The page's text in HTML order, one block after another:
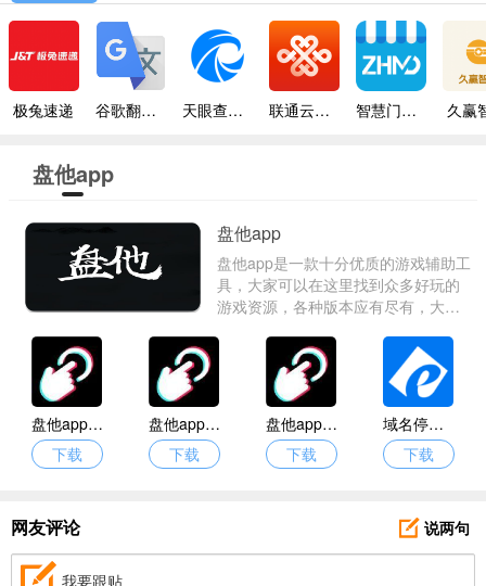
极兔速递 谷歌翻译手机版 天眼查专业版 联通云会议 智慧门店管理服务平台 久赢
盘他app
盘他app
盘他app是一款十分优质的游戏辅助工
具，大家可以在这里找到众多好玩的
游戏资源，各种版本应有尽有，大家
行多种互动玩法，这里也有很多好玩
的小游戏、各种游戏礼包可以进行领
取，不用花钱就可以畅玩！
盘他app最新版
下载
盘他app2024
下载
盘他app免费版
下载
域名停靠盘他app
下载
网友评论 说两句
我要跟贴